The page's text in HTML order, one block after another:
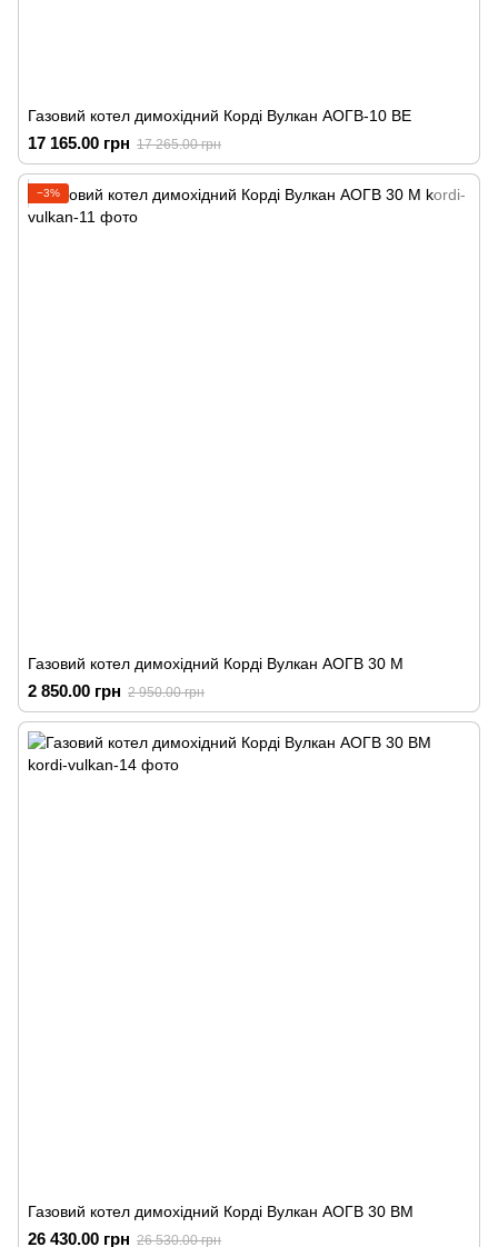
Газовий котел димохідний Корді Вулкан АОГВ-10 ВЕ
17 165.00 грн 17 265.00 грн
−3%
Газовий котел димохідний Корді Вулкан АОГВ 30 М
2 850.00 грн 2 950.00 грн
Газовий котел димохідний Корді Вулкан АОГВ 30 ВМ
26 430.00 грн 26 530.00 грн